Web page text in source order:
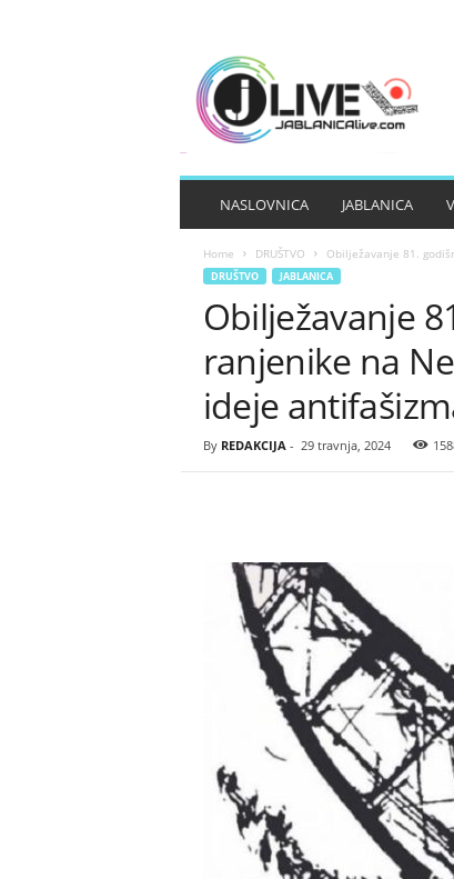
NASLOVNICA JABLANICA
Home DRUŠTVO Obilježavanje 81.
DRUŠTVO JABLANICA
Obilježavanje
ranjenike na
ideje
By REDAKCIJA- 29 travnja, 2024